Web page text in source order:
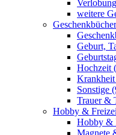
weitere
Geburt,
Hochzeit
Sonstige
Trauer &
Hobby &
Hobby &
Magnete